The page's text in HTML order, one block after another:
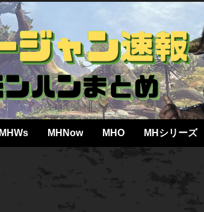
MHWs MHNow MHO MHシリーズ